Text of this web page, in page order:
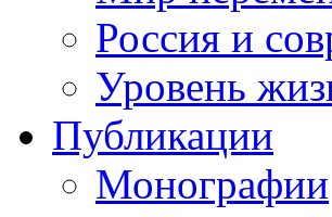
Россия и
Уровень
Публикации
Монографии